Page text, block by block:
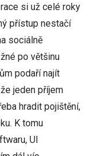
si už celé roky
přístup nestačí
sociálně
po většinu
podaří najít
jeden příjem
hradit pojištění,
K tomu
UI